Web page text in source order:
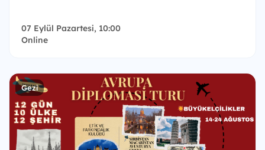
07 Eylül Pazartesi, 10:00
Online
Gezi